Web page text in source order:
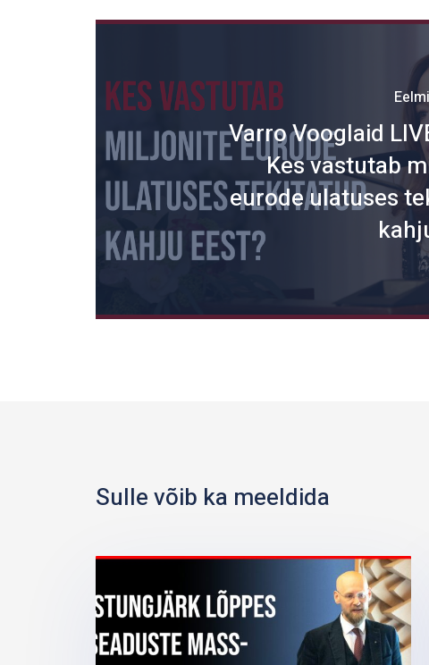
Varro Vooglaid
Kes vastutab
eurode ulatuses
Sulle võib ka meeldida